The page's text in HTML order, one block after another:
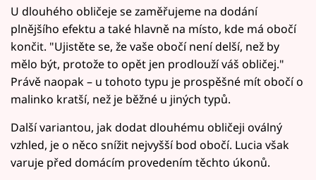
U dlouhého obličeje se zaměřujeme na dodání
plnějšího efektu a také hlavně na místo, kde má obočí
končit. "Ujistěte se, že vaše obočí není delší, než by
mělo být, protože to opět jen prodlouží váš obličej."
Právě naopak – u tohoto typu je prospěšné mít obočí o
malinko kratší, než je běžné u jiných typů.
Další variantou, jak dodat dlouhému obličeji oválný
vzhled, je o něco snížit nejvyšší bod obočí. Lucia však
varuje před domácím provedením těchto úkonů.